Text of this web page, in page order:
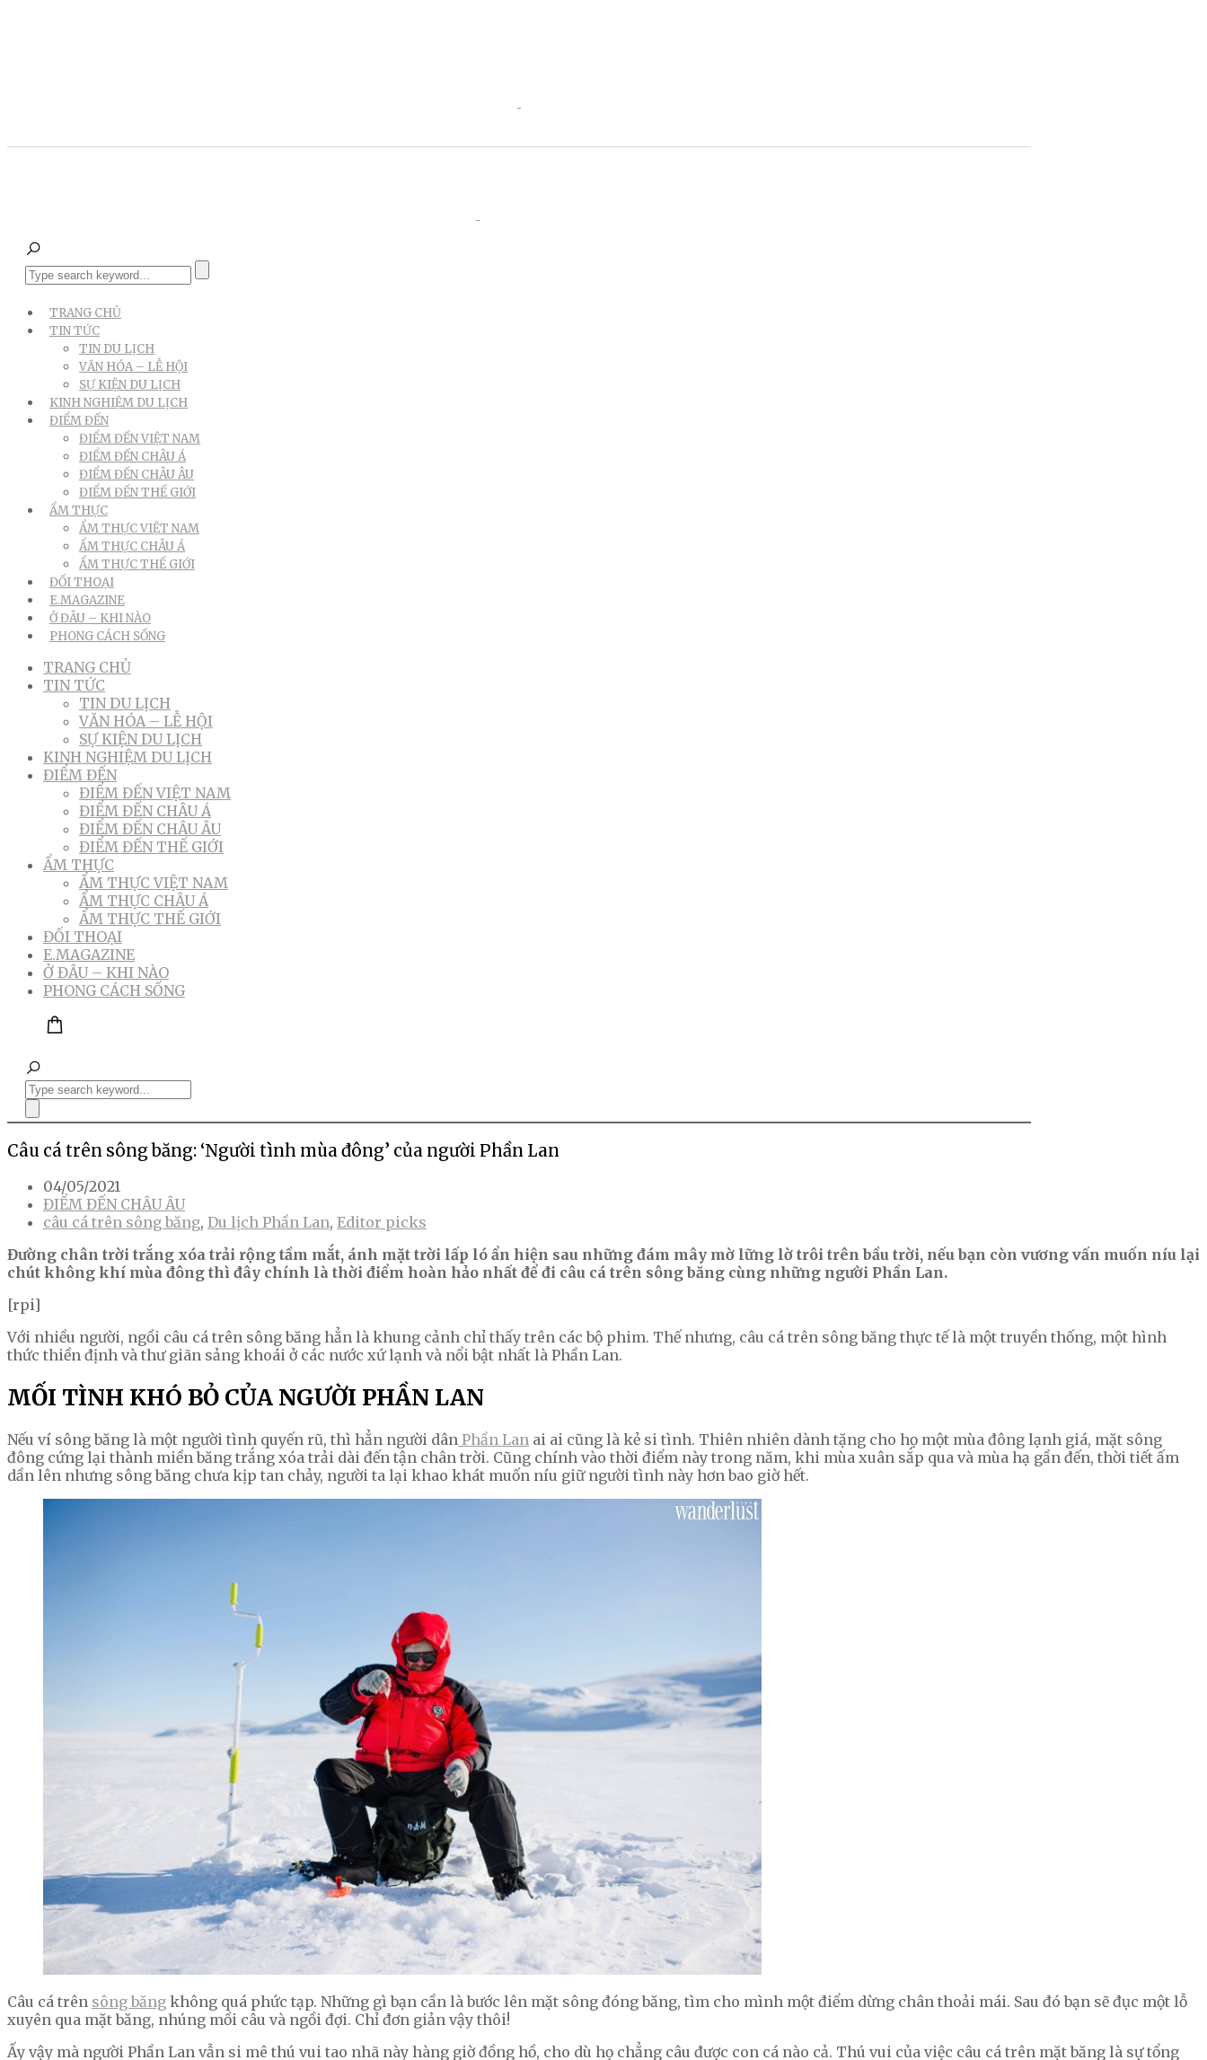
TRANG CHỦ
TIN TỨC
TIN DU LỊCH
VĂN HÓA – LỄ HỘI
SỰ KIỆN DU LỊCH
KINH NGHIỆM DU LỊCH
ĐIỂM ĐẾN
ĐIỂM ĐẾN VIỆT NAM
ĐIỂM ĐẾN CHÂU Á
ĐIỂM ĐẾN CHÂU ÂU
ĐIỂM ĐẾN THẾ GIỚI
ẨM THỰC
ẨM THỰC VIỆT NAM
ẨM THỰC CHÂU Á
ẨM THỰC THẾ GIỚI
ĐỐI THOẠI
E.MAGAZINE
Ở ĐÂU – KHI NÀO
PHONG CÁCH SỐNG
TRANG CHỦ
TIN TỨC
TIN DU LỊCH
VĂN HÓA – LỄ HỘI
SỰ KIỆN DU LỊCH
KINH NGHIỆM DU LỊCH
ĐIỂM ĐẾN
ĐIỂM ĐẾN VIỆT NAM
ĐIỂM ĐẾN CHÂU Á
ĐIỂM ĐẾN CHÂU ÂU
ĐIỂM ĐẾN THẾ GIỚI
ẨM THỰC
ẨM THỰC VIỆT NAM
ẨM THỰC CHÂU Á
ẨM THỰC THẾ GIỚI
ĐỐI THOẠI
E.MAGAZINE
Ở ĐÂU – KHI NÀO
PHONG CÁCH SỐNG
Câu cá trên sông băng: ‘Người tình mùa đông’ của người Phần Lan
04/05/2021
ĐIỂM ĐẾN CHÂU ÂU
câu cá trên sông băng, Du lịch Phần Lan, Editor picks
Đường chân trời trắng xóa trải rộng tầm mắt, ánh mặt trời lấp ló ẩn hiện sau những đám mây mờ lững lờ trôi trên bầu trời, nếu bạn còn vương vấn muốn níu lại
chút không khí mùa đông thì đây chính là thời điểm hoàn hảo nhất để đi câu cá trên sông băng cùng những người Phần Lan.
[rpi]
Với nhiều người, ngồi câu cá trên sông băng hẳn là khung cảnh chỉ thấy trên các bộ phim. Thế nhưng, câu cá trên sông băng thực tế là một truyền thống, một hình
thức thiền định và thư giãn sảng khoái ở các nước xứ lạnh và nổi bật nhất là Phần Lan.
MỐI TÌNH KHÓ BỎ CỦA NGƯỜI PHẦN LAN
Nếu ví sông băng là một người tình quyến rũ, thì hẳn người dân Phần Lan ai ai cũng là kẻ si tình. Thiên nhiên dành tặng cho họ một mùa đông lạnh giá, mặt sông
đông cứng lại thành miền băng trắng xóa trải dài đến tận chân trời. Cũng chính vào thời điểm này trong năm, khi mùa xuân sắp qua và mùa hạ gần đến, thời tiết ấm
dần lên nhưng sông băng chưa kịp tan chảy, người ta lại khao khát muốn níu giữ người tình này hơn bao giờ hết.
Câu cá trên sông băng không quá phức tạp. Những gì bạn cần là bước lên mặt sông đóng băng, tìm cho mình một điểm dừng chân thoải mái. Sau đó bạn sẽ đục một lỗ
xuyên qua mặt băng, nhúng mồi câu và ngồi đợi. Chỉ đơn giản vậy thôi!
Ấy vậy mà người Phần Lan vẫn si mê thú vui tao nhã này hàng giờ đồng hồ, cho dù họ chẳng câu được con cá nào cả. Thú vui của việc câu cá trên mặt băng là sự tổng